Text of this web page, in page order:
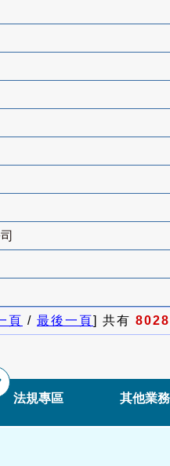
頁 / 最後一頁] 共有 8028
法規專區 其他業務